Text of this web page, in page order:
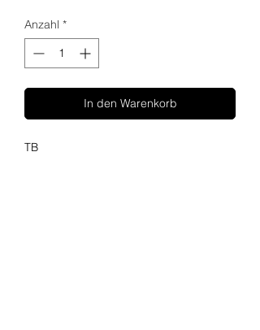
Anzahl *
In den Warenkorb
TB